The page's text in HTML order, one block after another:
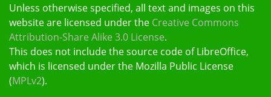
Unless otherwise specified, all text and images on this
website are licensed under the Creative Commons
Attribution-Share Alike 3.0 License.
This does not include the source code of LibreOffice,
which is licensed under the Mozilla Public License
(MPLv2).